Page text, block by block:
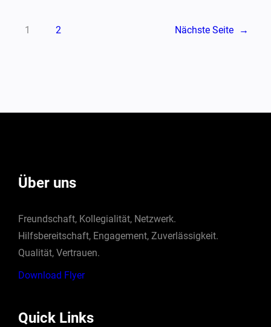
1 2 Nächste Seite →
Über uns
Freundschaft, Kollegialität, Netzwerk.
Hilfsbereitschaft, Engagement, Zuverlässigkeit.
Qualität, Vertrauen.
Download Flyer
Quick Links